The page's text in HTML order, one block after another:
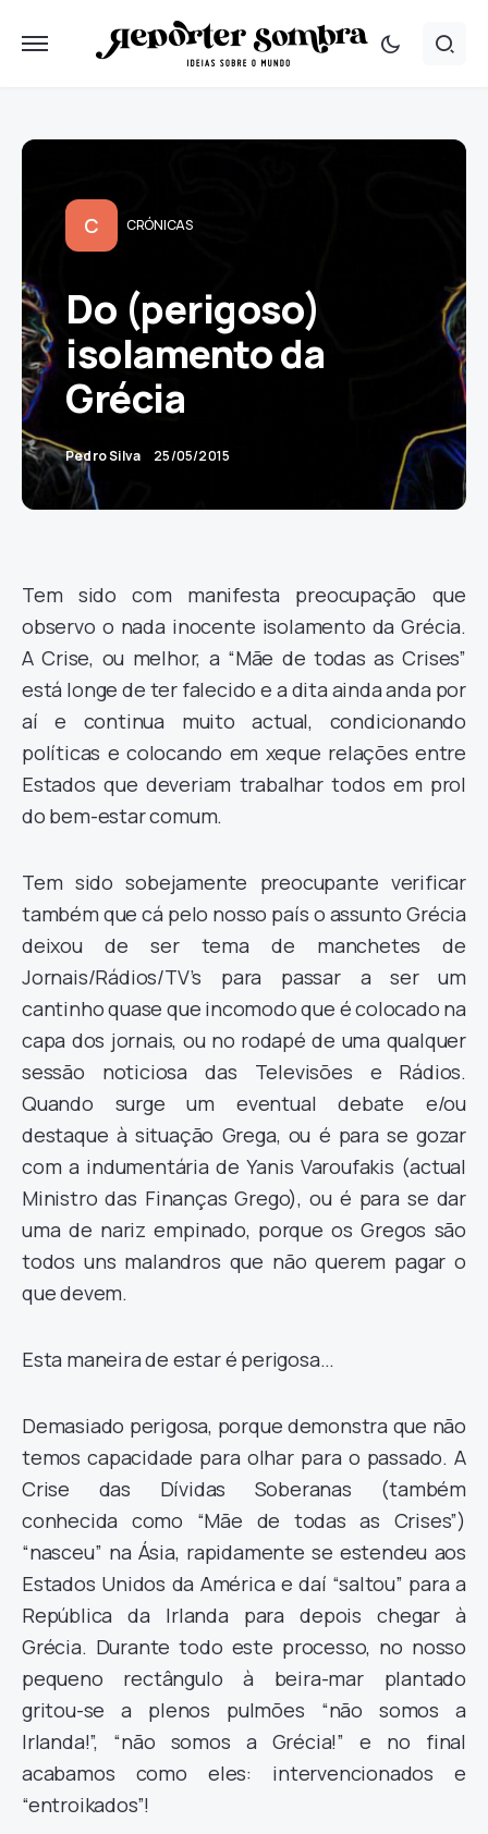
C CRÓNICAS
Do (perigoso)
isolamento da
Grécia
Pedro Silva 25/05/2015
Tem sido com manifesta preocupação que
observo o nada inocente isolamento da Grécia.
A Crise, ou melhor, a “Mãe de todas as Crises”
está longe de ter falecido e a dita ainda anda por
aí e continua muito actual, condicionando
políticas e colocando em xeque relações entre
Estados que deveriam trabalhar todos em prol
do bem-estar comum.
Tem sido sobejamente preocupante verificar
também que cá pelo nosso país o assunto Grécia
deixou de ser tema de manchetes de
Jornais/Rádios/TV’s para passar a ser um
cantinho quase que incomodo que é colocado na
capa dos jornais, ou no rodapé de uma qualquer
sessão noticiosa das Televisões e Rádios.
Quando surge um eventual debate e/ou
destaque à situação Grega, ou é para se gozar
com a indumentária de Yanis Varoufakis (actual
Ministro das Finanças Grego), ou é para se dar
uma de nariz empinado, porque os Gregos são
todos uns malandros que não querem pagar o
que devem.
Esta maneira de estar é perigosa…
Demasiado perigosa, porque demonstra que não
temos capacidade para olhar para o passado. A
Crise das Dívidas Soberanas (também
conhecida como “Mãe de todas as Crises”)
“nasceu” na Ásia, rapidamente se estendeu aos
Estados Unidos da América e daí “saltou” para a
República da Irlanda para depois chegar à
Grécia. Durante todo este processo, no nosso
pequeno rectângulo à beira-mar plantado
gritou-se a plenos pulmões “não somos a
Irlanda!”, “não somos a Grécia!” e no final
acabamos como eles: intervencionados e
“entroikados”!